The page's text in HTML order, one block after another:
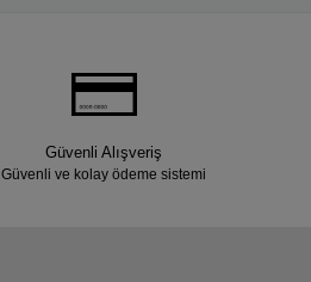
Güvenli Alışveriş
Güvenli ve kolay ödeme sistemi